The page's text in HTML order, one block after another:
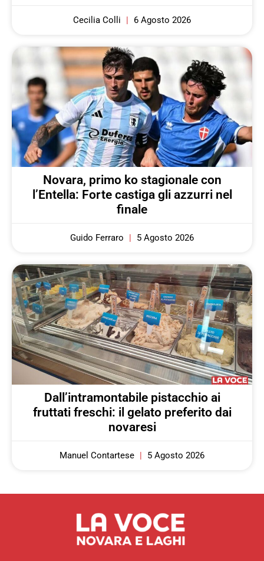
Cecilia Colli 6 Agosto 2026
Novara, primo ko stagionale con
l’Entella: Forte castiga gli azzurri nel
finale
Guido Ferraro 5 Agosto 2026
Dall’intramontabile pistacchio ai
fruttati freschi: il gelato preferito dai
novaresi
Manuel Contartese 5 Agosto 2026